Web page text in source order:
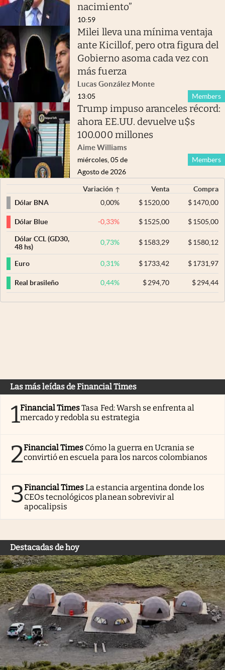
nacimiento”
10:59
Milei lleva una mínima ventaja
ante Kicillof, pero otra figura del
Gobierno asoma cada vez con
más fuerza
Lucas González Monte
Members
13:05
Trump impuso aranceles récord:
ahora EE.UU. devuelve u$s
100.000 millones
Aime Williams
Members
miércoles, 05 de
Agosto de 2026
Variación Venta
Compra
Dólar BNA
0,00% $ 1520,00 $1470,00
Dólar Blue -0,33% $ 1525,00 $1505,00
Dólar CCL (GD30,
48 hs)
0,73% $ 1583,29 $1580,12
Euro 0,31% $ 1733,42 $1731,97
Real brasileño 0,44% $ 294,70 $294,44
Las más leídas de Financial Times
1Financial TimesTasa Fed: Warsh se enfrenta al
mercado y redobla su estrategia
2Financial Times Cómo la guerra en Ucrania se
convirtió en escuela para los narcos colombianos
3Financial TimesLa estancia argentina donde los
CEOs tecnológicos planean sobrevivir al
apocalipsis
Destacadas de hoy